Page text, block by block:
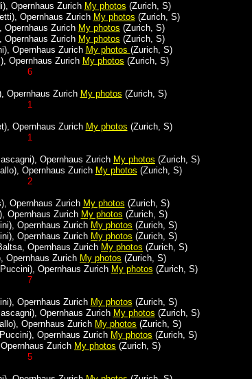
Opernhaus Zurich My photos (Zurich, S)
Opernhaus Zurich My photos (Zurich, S)
Opernhaus Zurich My photos (Zurich, S)
Opernhaus Zurich My photos (Zurich, S)
Opernhaus Zurich My photos (Zurich, S)
Opernhaus Zurich My photos (Zurich, S)
6
Opernhaus Zurich My photos (Zurich, S)
1
Opernhaus Zurich My photos (Zurich, S)
1
Opernhaus Zurich My photos (Zurich, S)
Opernhaus Zurich My photos (Zurich, S)
2
Opernhaus Zurich My photos (Zurich, S)
Opernhaus Zurich My photos (Zurich, S)
Opernhaus Zurich My photos (Zurich, S)
Opernhaus Zurich My photos (Zurich, S)
Opernhaus Zurich My photos (Zurich, S)
Opernhaus Zurich My photos (Zurich, S)
Opernhaus Zurich My photos (Zurich, S)
7
Opernhaus Zurich My photos (Zurich, S)
Opernhaus Zurich My photos (Zurich, S)
Opernhaus Zurich My photos (Zurich, S)
Opernhaus Zurich My photos (Zurich, S)
Zurich My photos (Zurich, S)
5